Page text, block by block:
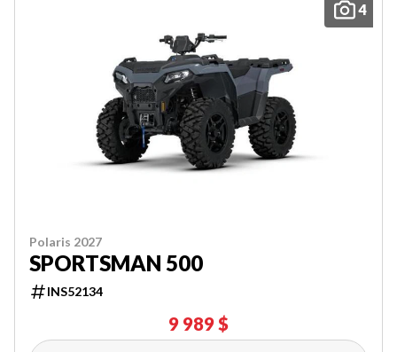
4
Polaris 2027
SPORTSMAN 500
INS52134
9 989 $